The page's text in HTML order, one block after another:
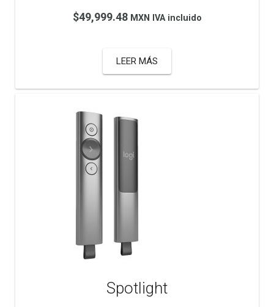
$49,999.48 MXN IVA incluido
LEER MÁS
Spotlight